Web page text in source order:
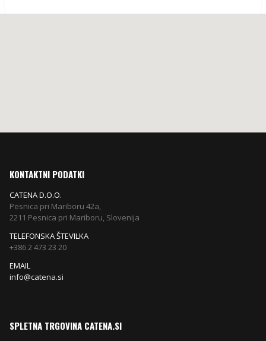
KONTAKTNI PODATKI
CATENA D.O.O.
Pesnica pri Mariboru 42a,
2211 Pesnica pri Mariboru, Slovenija
TELEFONSKA ŠTEVILKA
+386 2 473 23 20
EMAIL
info@catena.si
SPLETNA TRGOVINA CATENA.SI